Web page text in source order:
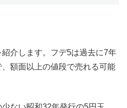
介します。フデ5は過去に7年
額面以上の値段で売れる可能